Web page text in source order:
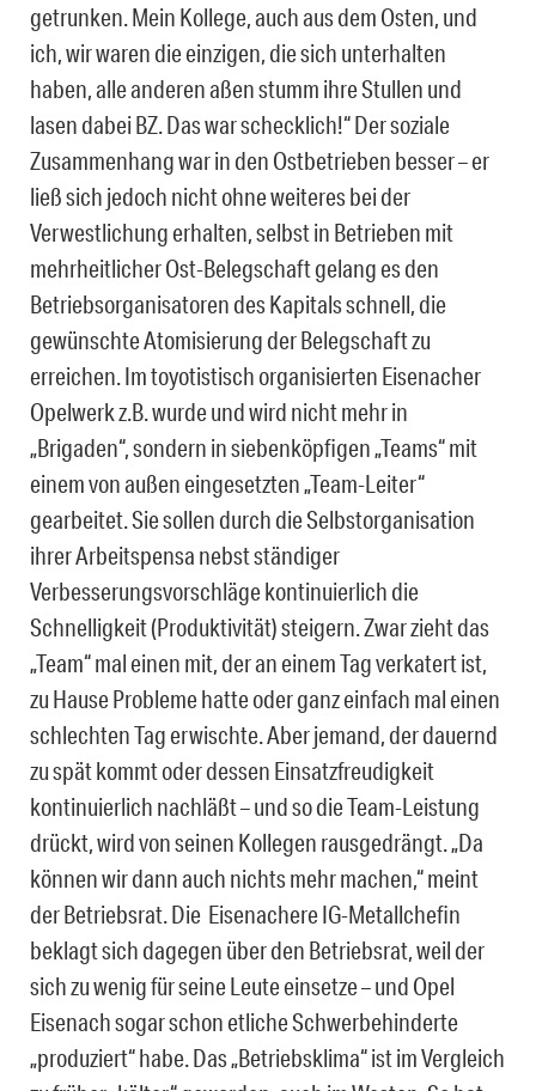
getrunken. Mein Kollege, auch aus dem Osten, und
ich, wir waren die einzigen, die sich unterhalten
haben, alle anderen aßen stumm ihre Stullen und
lasen dabei BZ. Das war schecklich!“ Der soziale
Zusammenhang war in den Ostbetrieben besser – er
ließ sich jedoch nicht ohne weiteres bei der
Verwestlichung erhalten, selbst in Betrieben mit
mehrheitlicher Ost-Belegschaft gelang es den
Betriebsorganisatoren des Kapitals schnell, die
gewünschte Atomisierung der Belegschaft zu
erreichen. Im toyotistisch organisierten Eisenacher
Opelwerk z.B. wurde und wird nicht mehr in
„Brigaden“, sondern in siebenköpfigen „Teams“ mit
einem von außen eingesetzten „Team-Leiter“
gearbeitet. Sie sollen durch die Selbstorganisation
ihrer Arbeitspensa nebst ständiger
Verbesserungsvorschläge kontinuierlich die
Schnelligkeit (Produktivität) steigern. Zwar zieht das
„Team“ mal einen mit, der an einem Tag verkatert ist,
zu Hause Probleme hatte oder ganz einfach mal einen
schlechten Tag erwischte. Aber jemand, der dauernd
zu spät kommt oder dessen Einsatzfreudigkeit
kontinuierlich nachläßt – und so die Team-Leistung
drückt, wird von seinen Kollegen rausgedrängt. „Da
können wir dann auch nichts mehr machen,“ meint
der Betriebsrat. Die Eisenachere IG-Metallchefin
beklagt sich dagegen über den Betriebsrat, weil der
sich zu wenig für seine Leute einsetze – und Opel
Eisenach sogar schon etliche Schwerbehinderte
„produziert“ habe. Das „Betriebsklima“ ist im Vergleich